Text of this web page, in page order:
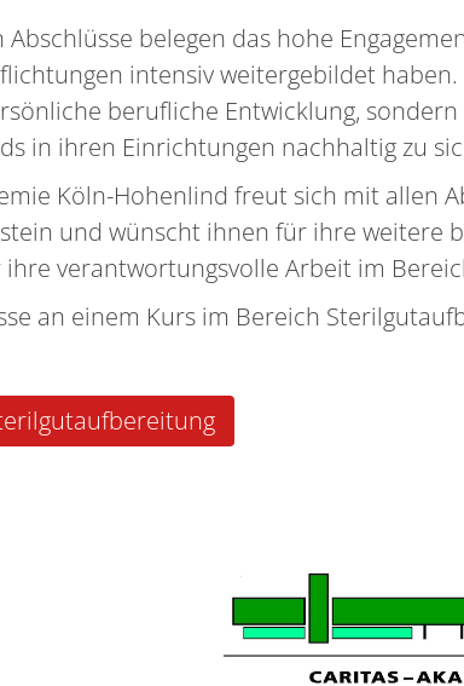
Abschlüsse belegen das hohe
intensiv weitergebildet
berufliche Entwicklung,
in ihren Einrichtungen nachhaltig zu
Köln-Hohenlind freut sich mit allen
und wünscht ihnen für ihre weitere
verantwortungsvolle Arbeit im
an einem Kurs im Bereich